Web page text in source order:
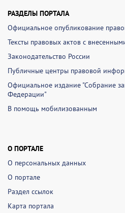
РАЗДЕЛЫ ПОРТАЛА
Официальное опубликование
Тексты правовых актов с
Законодательство России
Публичные центры правовой
Официальное издание "Собрание
Федерации"
В помощь мобилизованным
О ПОРТАЛЕ
О персональных данных
О портале
Раздел ссылок
Карта портала